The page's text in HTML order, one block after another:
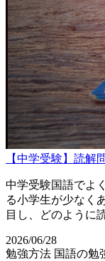
【中学受験】読解
中学受験国語でよ
る小学生が少なく
目し、どのように
2026/06/28
勉強方法 国語の勉